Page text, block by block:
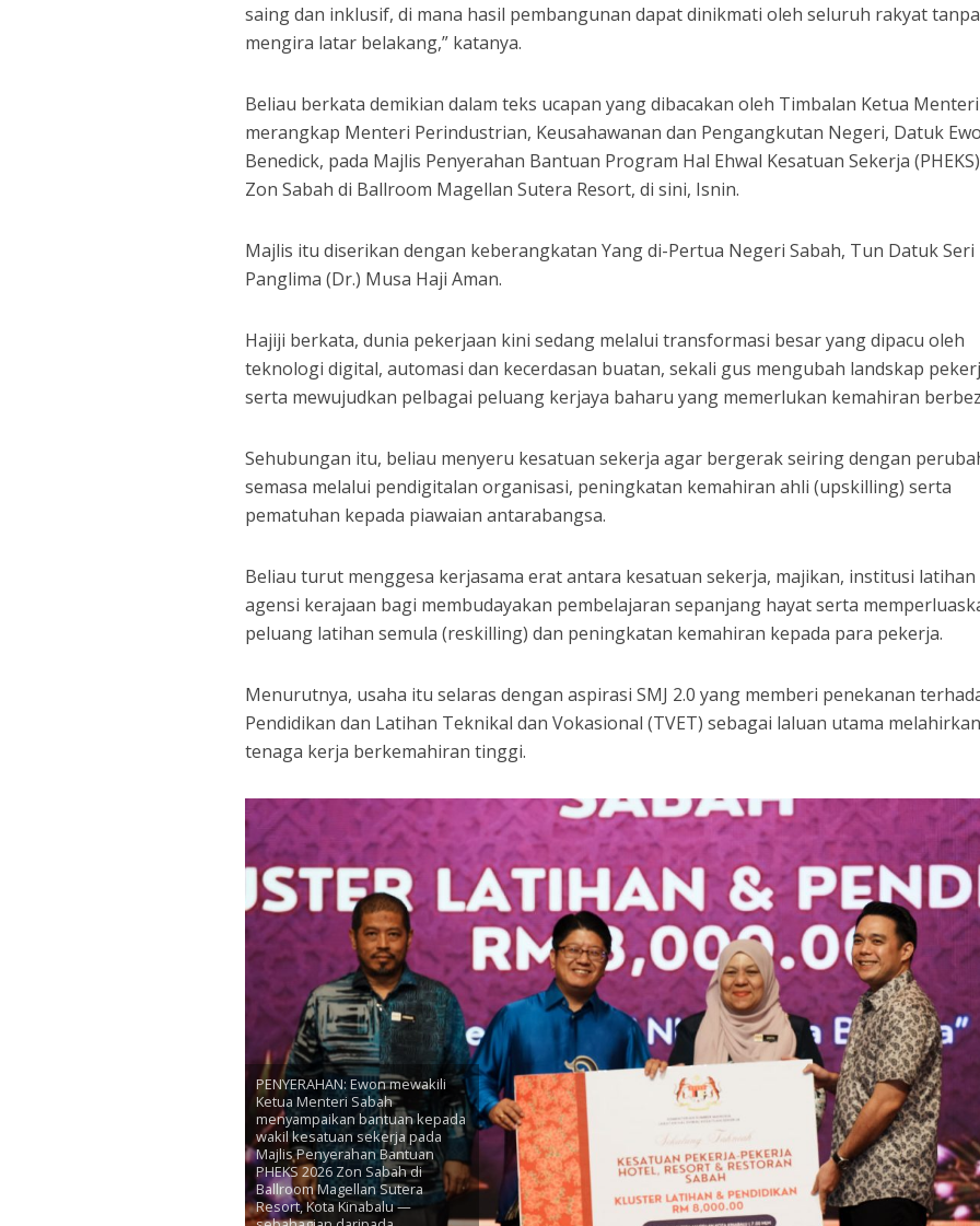
saing dan inklusif, di mana hasil pembangunan dapat dinikmati oleh seluruh rakyat tanpa
mengira latar belakang,” katanya.
Beliau berkata demikian dalam teks ucapan yang dibacakan oleh Timbalan Ketua
merangkap Menteri Perindustrian, Keusahawanan dan Pengangkutan Negeri, Datuk
Benedick, pada Majlis Penyerahan Bantuan Program Hal Ehwal Kesatuan Sekerja
Zon Sabah di Ballroom Magellan Sutera Resort, di sini, Isnin.
Majlis itu diserikan dengan keberangkatan Yang di-Pertua Negeri Sabah, Tun Datuk Seri
Panglima (Dr.) Musa Haji Aman.
Hajiji berkata, dunia pekerjaan kini sedang melalui transformasi besar yang dipacu oleh
teknologi digital, automasi dan kecerdasan buatan, sekali gus mengubah landskap
serta mewujudkan pelbagai peluang kerjaya baharu yang memerlukan kemahiran
Sehubungan itu, beliau menyeru kesatuan sekerja agar bergerak seiring dengan
semasa melalui pendigitalan organisasi, peningkatan kemahiran ahli (upskilling) serta
pematuhan kepada piawaian antarabangsa.
Beliau turut menggesa kerjasama erat antara kesatuan sekerja, majikan, institusi latihan
agensi kerajaan bagi membudayakan pembelajaran sepanjang hayat serta
peluang latihan semula (reskilling) dan peningkatan kemahiran kepada para pekerja.
Menurutnya, usaha itu selaras dengan aspirasi SMJ 2.0 yang memberi penekanan
Pendidikan dan Latihan Teknikal dan Vokasional (TVET) sebagai laluan utama melahirkan
tenaga kerja berkemahiran tinggi.
PENYERAHAN: Ewon mewakili
Ketua Menteri Sabah
menyampaikan bantuan kepada
wakil kesatuan sekerja pada
Majlis Penyerahan Bantuan
PHEKS 2026 Zon Sabah di
Ballroom Magellan Sutera
Resort, Kota Kinabalu —